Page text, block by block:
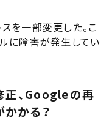
を一部変更した。こ
に障害が発生してい
正、Googleの再
かる？